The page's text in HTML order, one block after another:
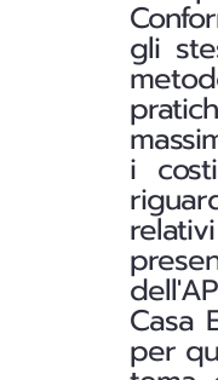
gli
i
Casa
per